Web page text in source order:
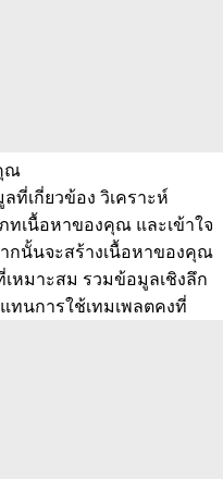
ณ
ที่เกี่ยวข้อง วิเคราะห์
เนื้อหาของคุณ และเข้าใจ
กนั้นจะสร้างเนื้อหาของคุณ
หมาะสม รวมข้อมูลเชิงลึก
ทนการใช้เทมเพลตคงที่